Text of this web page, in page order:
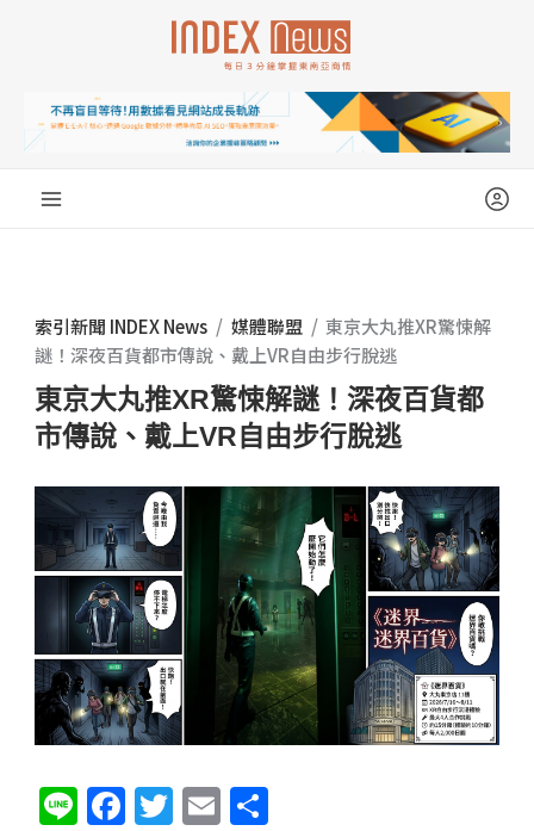
索引新聞 INDEX News / 媒體聯盟 / 東京大丸推XR驚悚解
謎！深夜百貨都市傳說、戴上VR自由步行脫逃
東京大丸推XR驚悚解謎！深夜百貨都
市傳說、戴上VR自由步行脫逃
Li
F
T
E